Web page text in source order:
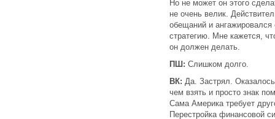
Но не может он этого
не очень велик.
обещаний и
стратегию. Мне кажется,
он должен делать.
ПШ: Слишком долго.
ВК: Да. Застрял.
чем взять и просто знак
Сама Америка требует
Перестройка финансовой